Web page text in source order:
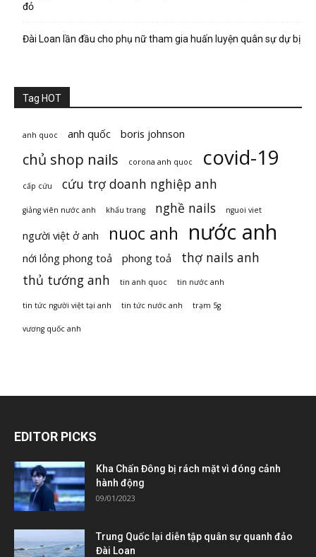
đỏ
Đài Loan lần đầu cho phụ nữ tham gia huấn luyện quân sự dự bị
Tag HOT
anh quoc anh quốc boris johnson
chủ shop nails corona anh quoc covid-19
cấp cứu cứu trợ doanh nghiệp anh
giảng viên nước anh khẩu trang nghề nails nguoi viet
người việt ở anh nuoc anh nước anh
nới lỏng phong toả phong toả
thợ nails anh
thủ tướng anh
tin anh quoc tin nước anh
tin tức người việt tại anh tin tức nước anh trạm 5g
vương quốc anh
EDITOR PICKS
Kha Chấn Đông bị rách mặt vì đóng cảnh
hành động
09/01/2023
Trung Quốc lại diễn tập quân sự quanh đảo
Đài Loan